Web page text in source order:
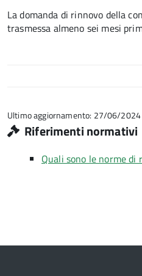
La domanda di rinnovo della
trasmessa almeno sei mesi
Ultimo aggiornamento: 27/06/
Riferimenti normativi
Quali sono le norme di